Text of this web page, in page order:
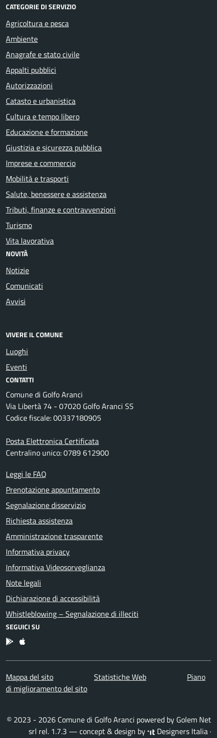
CATEGORIE DI SERVIZIO
Agricoltura e pesca
Ambiente
Anagrafe e stato civile
Appalti pubblici
Autorizzazioni
Catasto e urbanistica
Cultura e tempo libero
Educazione e formazione
Giustizia e sicurezza pubblica
Imprese e commercio
Mobilità e trasporti
Salute, benessere e assistenza
Tributi, finanze e contravvenzioni
Turismo
Vita lavorativa
NOVITÀ
Notizie
Comunicati
Avvisi
VIVERE IL COMUNE
Luoghi
Eventi
CONTATTI
Comune di Golfo Aranci
Via Libertà 74 - 07020 Golfo Aranci SS
Codice fiscale: 00337180905
Posta Elettronica Certificata
Centralino unico: 0789 612900
Leggi le FAQ
Prenotazione appuntamento
Segnalazione disservizio
Richiesta assistenza
Amministrazione trasparente
Informativa privacy
Informativa Videosorveglianza
Note legali
Dichiarazione di accessibilità
Whistleblowing – Segnalazione di illeciti
SEGUICI SU
App Android
App IOS
Mappa del sito Statistiche Web
Piano
di miglioramento del sito
© 2023 - 2026 Comune di Golfo Aranci powered by Golem Net
srl rel. 1.7.3 — concept & design by Designers Italia ·